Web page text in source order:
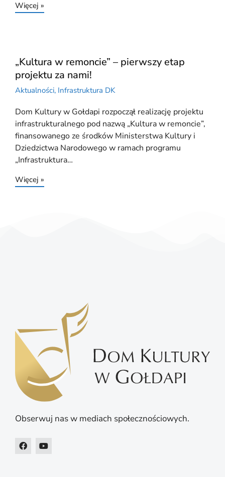
Więcej »
„Kultura w remoncie” – pierwszy etap
projektu za nami!
Aktualności, Infrastruktura DK
Dom Kultury w Gołdapi rozpoczął realizację projektu
infrastrukturalnego pod nazwą „Kultura w remoncie”,
finansowanego ze środków Ministerstwa Kultury i
Dziedzictwa Narodowego w ramach programu
„Infrastruktura…
Więcej »
Obserwuj nas w mediach społecznościowych.